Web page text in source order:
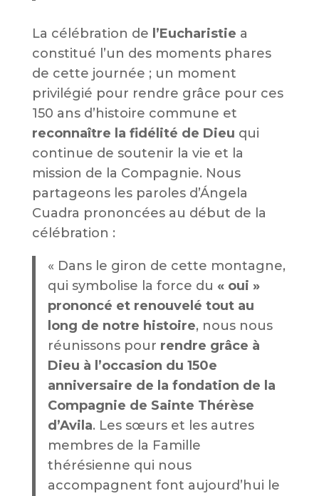
La célébration de l’Eucharistie a
constitué l’un des moments phares
de cette journée ; un moment
privilégié pour rendre grâce pour ces
150 ans d’histoire commune et
reconnaître la fidélité de Dieu qui
continue de soutenir la vie et la
mission de la Compagnie. Nous
partageons les paroles d’Ángela
Cuadra prononcées au début de la
célébration :
« Dans le giron de cette montagne,
qui symbolise la force du« oui »
prononcé et renouvelé tout au
long de notre histoire, nous nous
réunissons pour rendre grâce à
Dieu à l’occasion du 150e
anniversaire de la fondation de la
Compagnie de Sainte Thérèse
d’Avila. Les sœurs et les autres
membres de la Famille
thérésienne qui nous
accompagnent font aujourd’hui le